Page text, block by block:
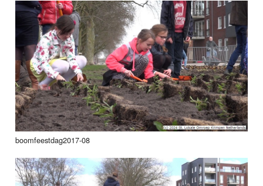
boomfeestdag2017-08